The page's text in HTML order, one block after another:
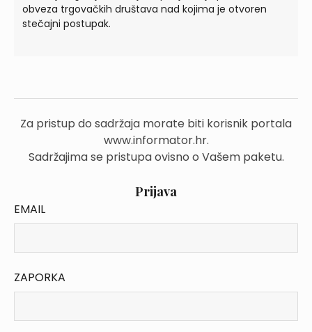
obveza trgovačkih društava nad kojima je otvoren
stečajni postupak.
Za pristup do sadržaja morate biti korisnik portala
www.informator.hr.
Sadržajima se pristupa ovisno o Vašem paketu.
Prijava
EMAIL
ZAPORKA